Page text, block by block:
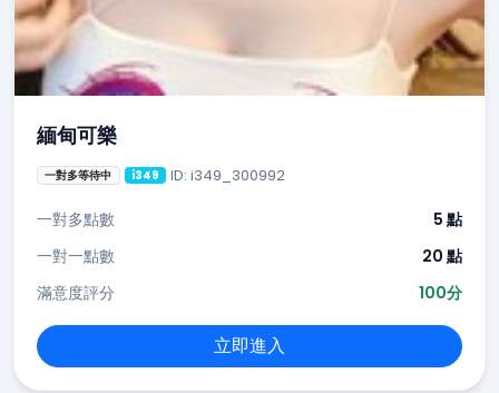
緬甸可樂
一對多等待中 i349 ID: i349_300992
一對多點數
5 點
一對一點數
20 點
滿意度評分
100分
立即進入